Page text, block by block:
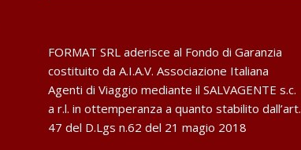
FORMAT SRL aderisce al Fondo di Garanzia
costituito da A.I.A.V. Associazione Italiana
Agenti di Viaggio mediante il SALVAGENTE s.c.
a r.l. in ottemperanza a quanto stabilito dall’art.
47 del D.Lgs n.62 del 21 magio 2018